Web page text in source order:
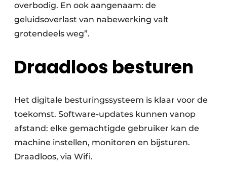
overbodig. En ook aangenaam: de
geluidsoverlast van nabewerking valt
grotendeels weg”.
Draadloos besturen
Het digitale besturingssysteem is klaar voor de
toekomst. Software-updates kunnen vanop
afstand: elke gemachtigde gebruiker kan de
machine instellen, monitoren en bijsturen.
Draadloos, via Wifi.